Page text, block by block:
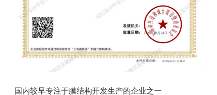
国内较早专注于膜结构开发生产的企业之一